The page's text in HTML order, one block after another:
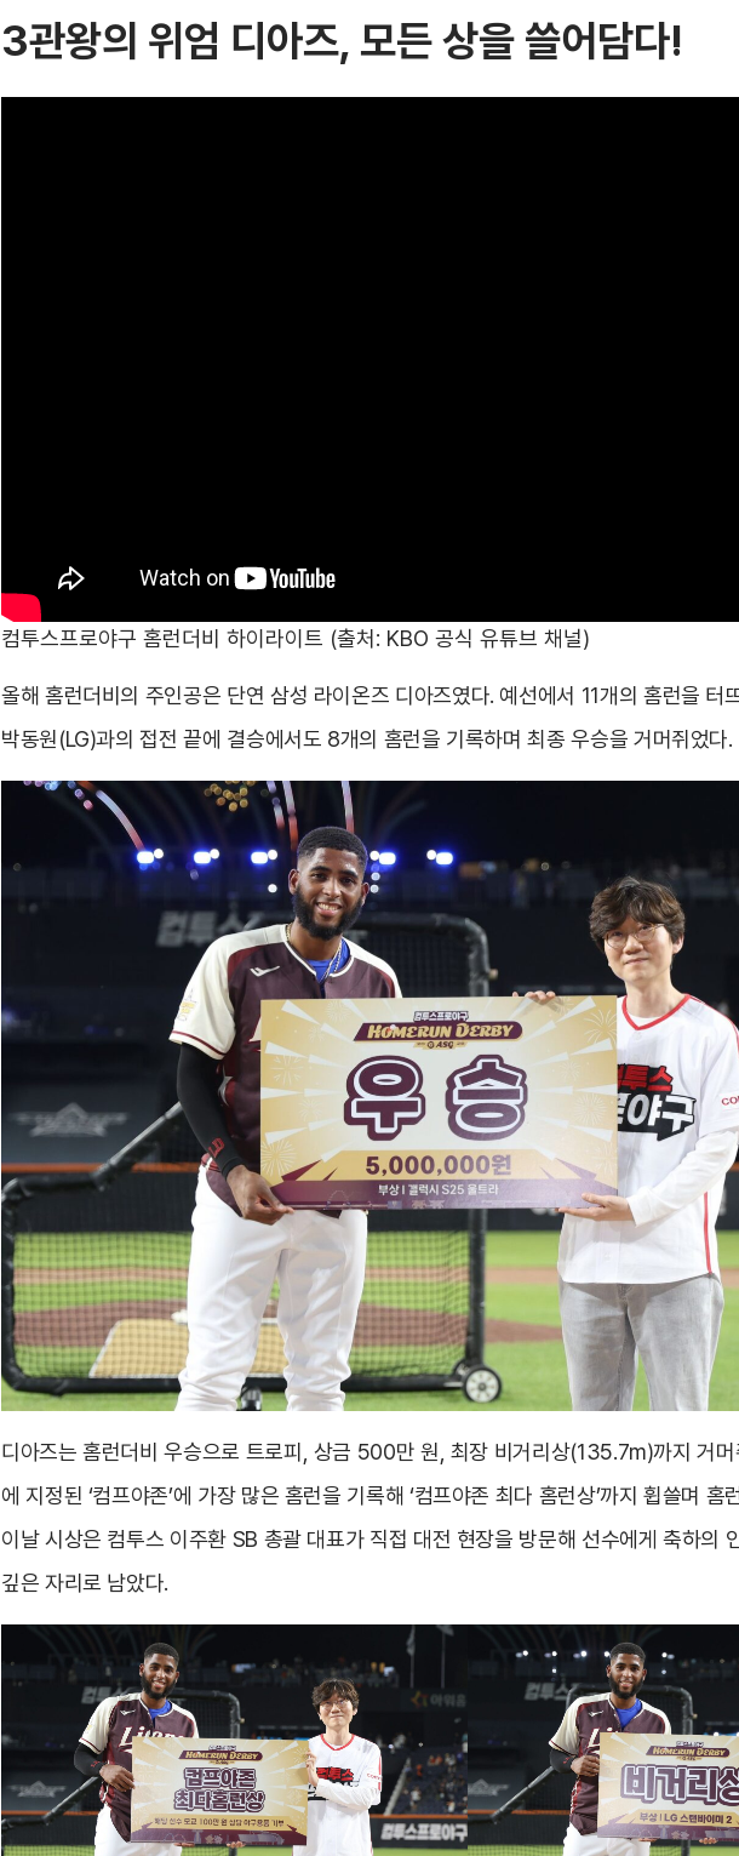
3관왕의 위엄 디아즈, 모든 상을 쓸어담다!
컴투스프로야구 홈런더비 하이라이트 (출처: KBO 공식 유튜브 채널)
올해 홈런더비의 주인공은 단연 삼성 라이온즈 디아즈였다. 예선에서 11개의 홈런을 터
박동원(LG)과의 접전 끝에 결승에서도 8개의 홈런을 기록하며 최종 우승을 거머쥐었다.
디아즈는 홈런더비 우승으로 트로피, 상금 500만 원, 최장 비거리상(135.7m)까지 거
에 지정된 ‘컴프야존’에 가장 많은 홈런을 기록해 ‘컴프야존 최다 홈런상’까지 휩쓸며
이날 시상은 컴투스 이주환 SB 총괄 대표가 직접 대전 현장을 방문해 선수에게 축하의
깊은 자리로 남았다.